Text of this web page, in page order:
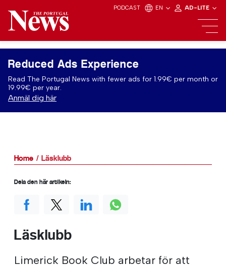
PODCAST EN AD-LITE
Reduced Ads Experience
Read The Portugal News with fewer ads for 1.99€ per month or
19.99€ per year.
Anmäl dig här
Home Läsklubb
Läsklubb
Limerick Book Club arbetar för att
Dela den här artikeln: